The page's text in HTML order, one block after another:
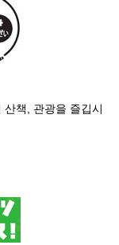
책, 관광을 즐깁시